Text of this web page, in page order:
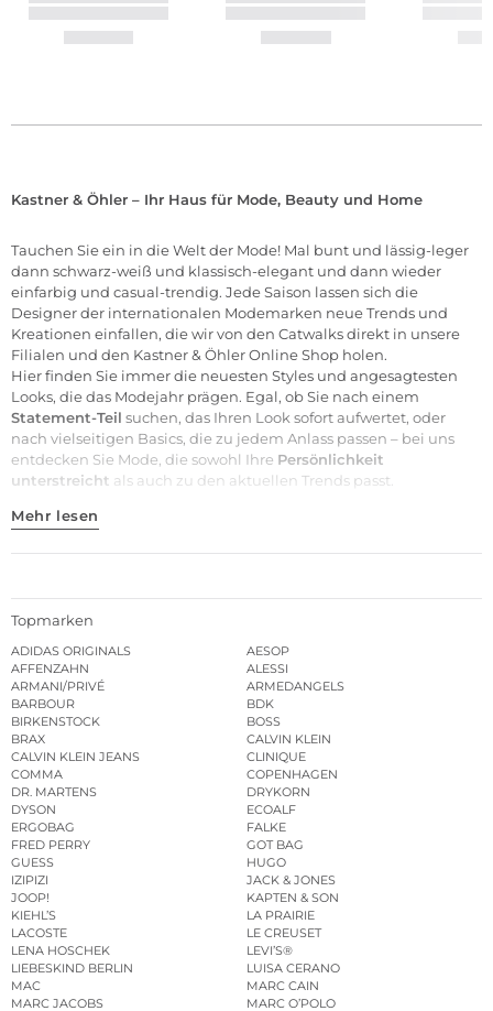
Kastner & Öhler – Ihr Haus für Mode, Beauty und Home
Tauchen Sie ein in die Welt der Mode! Mal bunt und lässig-leger
dann schwarz-weiß und klassisch-elegant und dann wieder
einfarbig und casual-trendig. Jede Saison lassen sich die
Designer der internationalen Modemarken neue Trends und
Kreationen einfallen, die wir von den Catwalks direkt in unsere
Filialen und den Kastner & Öhler Online Shop holen.
Hier finden Sie immer die neuesten Styles und angesagtesten
Looks, die das Modejahr prägen. Egal, ob Sie nach einem
Statement-Teil suchen, das Ihren Look sofort aufwertet, oder
nach vielseitigen Basics, die zu jedem Anlass passen – bei uns
entdecken Sie Mode, die sowohl Ihre Persönlichkeit
unterstreicht als auch zu den aktuellen Trends passt.
Mehr lesen
Topmarken
ADIDAS ORIGINALS
AESOP
AFFENZAHN
ALESSI
ARMANI/PRIVÉ
ARMEDANGELS
BARBOUR
BDK
BIRKENSTOCK
BOSS
BRAX
CALVIN KLEIN
CALVIN KLEIN JEANS
CLINIQUE
COMMA
COPENHAGEN
DR. MARTENS
DRYKORN
DYSON
ECOALF
ERGOBAG
FALKE
FRED PERRY
GOT BAG
GUESS
HUGO
IZIPIZI
JACK & JONES
JOOP!
KAPTEN & SON
KIEHL’S
LA PRAIRIE
LACOSTE
LE CREUSET
LENA HOSCHEK
LEVI’S®
LIEBESKIND BERLIN
LUISA CERANO
MAC
MARC CAIN
MARC JACOBS
MARC O’POLO